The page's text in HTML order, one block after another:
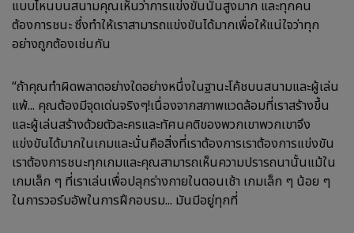
แบบไหนบนสนามคุณเห็นว่าการแข่งขันนั้นสูงมาก และทุกคน
ต้องการชนะ ซึ่งทำให้เราสามารถแข่งขันได้มากเพื่อให้แน่ใจว่าทุก
อย่างถูกต้องเช่นกัน
“ถ้าคุณทำผิดพลาดอย่างใดอย่างหนึ่งในฐานะโค้ชบนสนามและผู้เล่น
แพ้... คุณต้องมีจุดเด่นจริงๆ!เนื่องจากสภาพแวดล้อมที่เราสร้างขึ้น
และผู้เล่นสร้างด้วยตัวละครและทัศนคติของพวกเขาพวกเขาจึง
แข่งขันได้มากในเกมและนั่นคือสิ่งที่เราต้องการเราต้องการแข่งขัน
เราต้องการชนะทุกเกมและคุณสามารถเห็นความปรารถนานั้นแม้ใน
เกมเล็ก ๆ ที่เราเล่นเพื่อปลุกร่างกายในตอนเช้า เกมเล็ก ๆ น้อย ๆ
ในการวอร์มอัพในการฝึกอบรม... มันมีอยู่ทุกที่